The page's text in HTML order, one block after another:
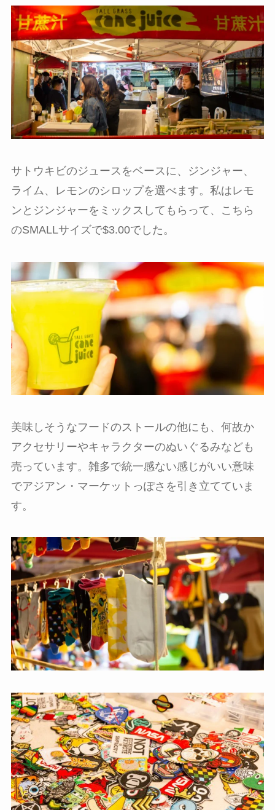
サトウキビのジュースをベースに、ジンジャー、
ライム、レモンのシロップを選べます。私はレモ
ンとジンジャーをミックスしてもらって、こちら
のSMALLサイズで$3.00でした。
美味しそうなフードのストールの他にも、何故か
アクセサリーやキャラクターのぬいぐるみなども
売っています。雑多で統一感ない感じがいい意味
でアジアン・マーケットっぽさを引き立てていま
す。